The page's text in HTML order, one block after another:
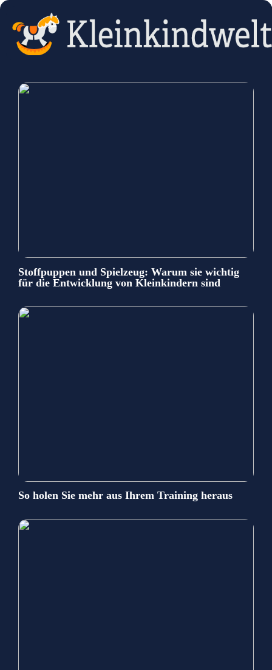
Stoffpuppen und Spielzeug: Warum sie wichtig
für die Entwicklung von Kleinkindern sind
So holen Sie mehr aus Ihrem Training heraus